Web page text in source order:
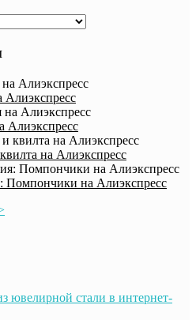
Алиэкспресс
Алиэкспресс
на Алиэкспресс
Помпончики на Алиэкспресс
ювелирной стали в интернет-